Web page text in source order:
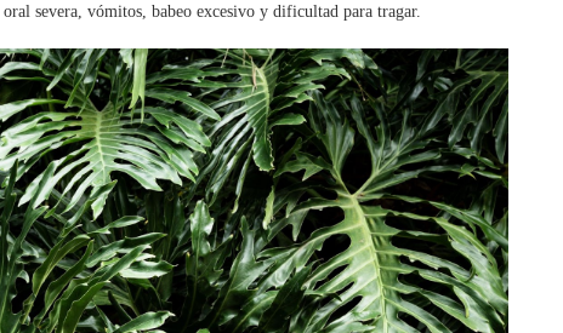
severa, vómitos, babeo excesivo y dificultad para tragar.